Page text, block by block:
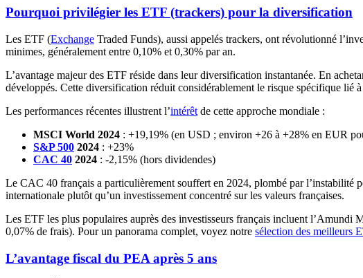
Pourquoi privilégier les ETF (trackers) pour la diversification
Les ETF (Exchange Traded Funds), aussi appelés trackers, ont révolutionné
minimes, généralement entre 0,10% et 0,30% par an.
L’avantage majeur des ETF réside dans leur diversification instantanée. En
développés. Cette diversification réduit considérablement le risque spécifique lié
Les performances récentes illustrent l’intérêt de cette approche mondiale :
MSCI World 2024 : +19,19% (en USD ; environ +26 à +28% en EUR
S&P 500 2024 : +23%
CAC 40 2024 : -2,15% (hors dividendes)
Le CAC 40 français a particulièrement souffert en 2024, plombé par l’instabilité
internationale plutôt qu’un investissement concentré sur les valeurs françaises.
Les ETF les plus populaires auprès des investisseurs français incluent l’Amundi
0,07% de frais). Pour un panorama complet, voyez notre sélection des meilleurs
L’avantage fiscal du PEA après 5 ans